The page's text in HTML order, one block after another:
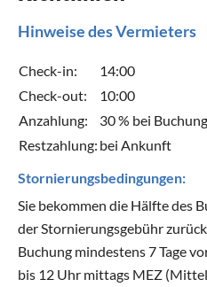
Hinweise des Vermieters
Check-in:
14:00
Check-out:
10:00
Anzahlung:
30 % bei Buchung
Restzahlung: bei Ankunft
Stornierungsbedingungen:
Sie bekommen die Hälfte des
der Stornierungsgebühr
Buchung mindestens 7 Tage
bis 12 Uhr mittags MEZ